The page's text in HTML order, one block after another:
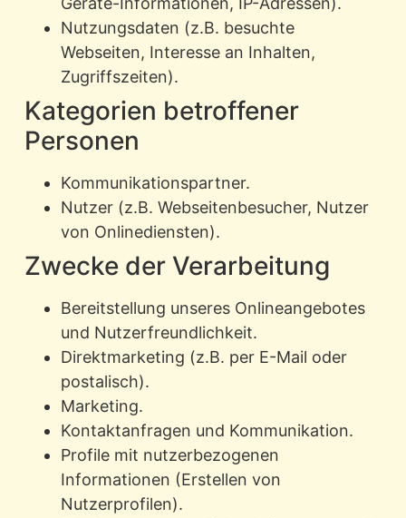
Nutzungsdaten (z.B. besuchte
Webseiten, Interesse an Inhalten,
Zugriffszeiten).
Kategorien betroffener
Personen
Kommunikationspartner.
Nutzer (z.B. Webseitenbesucher, Nutzer
von Onlinediensten).
Zwecke der Verarbeitung
Bereitstellung unseres Onlineangebotes
und Nutzerfreundlichkeit.
Direktmarketing (z.B. per E-Mail oder
postalisch).
Marketing.
Kontaktanfragen und Kommunikation.
Profile mit nutzerbezogenen
Informationen (Erstellen von
Nutzerprofilen).